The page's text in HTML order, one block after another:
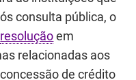
consulta pública, o
resoluçãoem
relacionadas aos
de crédito